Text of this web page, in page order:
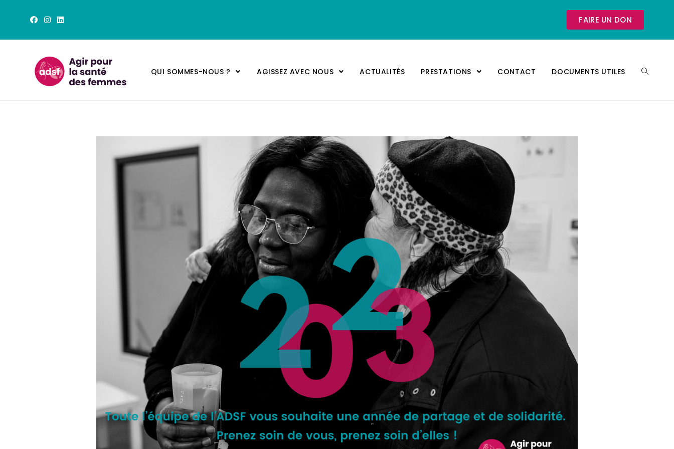
FAIRE UN DON
QUI SOMMES-NOUS ? AGISSEZ AVEC NOUS ACTUALITÉS PRESTATIONS CONTACT DOCUMENTS UTILES